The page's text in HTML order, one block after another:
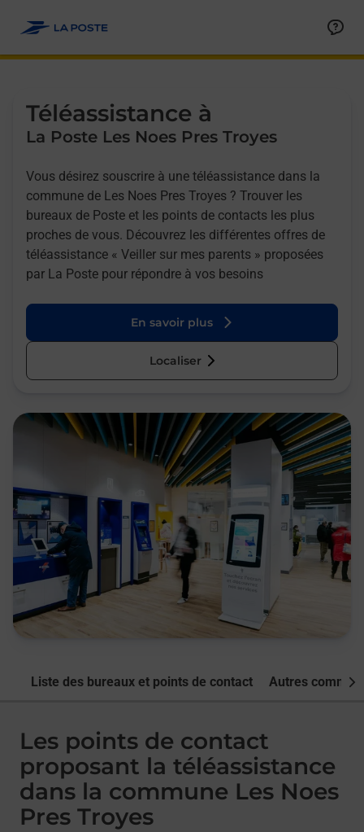
Téléassistance à
La Poste Les Noes Pres Troyes
Vous désirez souscrire à une téléassistance dans la
commune de Les Noes Pres Troyes ? Trouver les
bureaux de Poste et les points de contacts les plus
proches de vous. Découvrez les différentes offres de
téléassistance « Veiller sur mes parents » proposées
par La Poste pour répondre à vos besoins
En savoir plus
Localiser
Liste des bureaux et points de contact Autres
Les points de contact
proposant la téléassistance
dans la commune Les Noes
Pres Troyes